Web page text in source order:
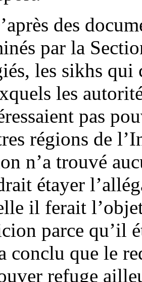
des
par la
les sikhs
les
pas
régions de
n’a trouvé
étayer
il ferait
parce qu’il
conclu que le
refuge